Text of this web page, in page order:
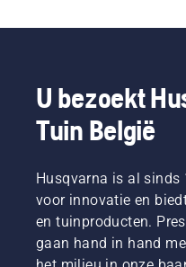
U bezoekt
Tuin België
Husqvarna is al sinds
voor innovatie en
en tuinproducten.
gaan hand in hand